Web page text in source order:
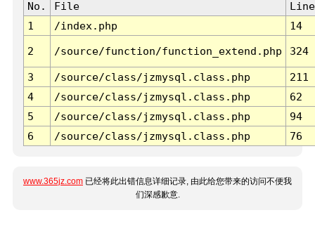
No. File
Line
1
/index.php 14
2 /source/function/function_extend.php 324
3 /source/class/jzmysql.class.php
211
4
/source/class/jzmysql.class.php
62
5
/source/class/jzmysql.class.php
94
6
/source/class/jzmysql.class.php 76
www.365jz.com 已经将此出错信息详细记录, 由此给您带来的访问不便我
们深感歉意.